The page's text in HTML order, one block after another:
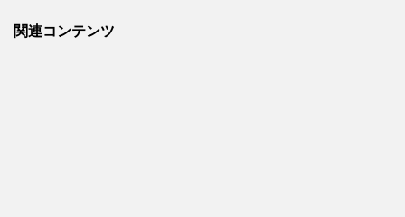
関連コンテンツ